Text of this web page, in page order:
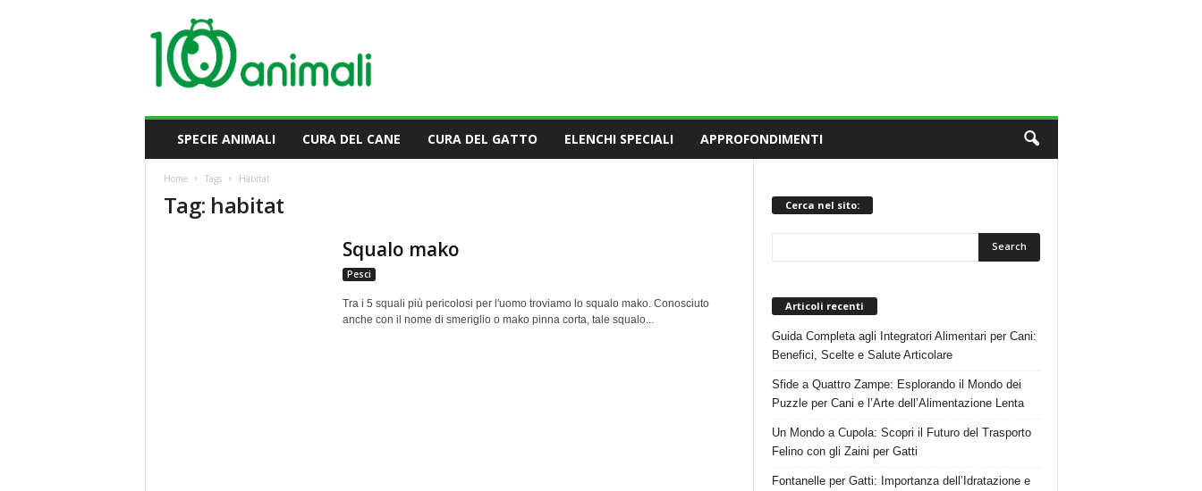
SPECIE ANIMALI CURA DEL CANE CURA DEL GATTO ELENCHI SPECIALI APPROFONDIMENTI
Home Tags Habitat
Tag: habitat
Squalo mako
Pesci
Tra i 5 squali più pericolosi per l'uomo troviamo lo squalo mako. Conosciuto
anche con il nome di smeriglio o mako pinna corta, tale squalo...
Cerca nel sito:
Articoli recenti
Guida Completa agli Integratori Alimentari per Cani:
Benefici, Scelte e Salute Articolare
Sfide a Quattro Zampe: Esplorando il Mondo dei
Puzzle per Cani e l’Arte dell’Alimentazione Lenta
Un Mondo a Cupola: Scopri il Futuro del Trasporto
Felino con gli Zaini per Gatti
Fontanelle per Gatti: Importanza dell’Idratazione e